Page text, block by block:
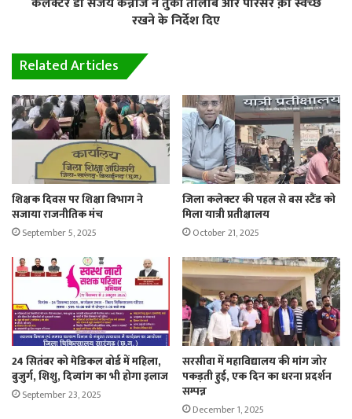
रखने के निर्देश दिए
Related Articles
शिक्षक दिवस पर शिक्षा विभाग ने
सजाया राजनीतिक मंच
September 5, 2025
जिला कलेक्टर की पहल से बस स्टैंड को
मिला यात्री प्रतीक्षालय
October 21, 2025
24 सितंबर को मेडिकल बोर्ड में महिला,
बुजुर्ग, शिशु, दिव्यांग का भी होगा इलाज
September 23, 2025
सरसीवा में महाविद्यालय की मांग जोर
पकड़ती हुई, एक दिन का धरना प्रदर्शन
सम्पन्न
December 1, 2025